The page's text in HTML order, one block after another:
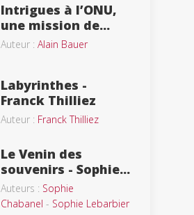
Intrigues à l’ONU,
une mission de...
Auteur : Alain Bauer
Labyrinthes -
Franck Thilliez
Auteur : Franck Thilliez
Le Venin des
souvenirs - Sophie...
Auteurs : Sophie
Chabanel - Sophie Lebarbier